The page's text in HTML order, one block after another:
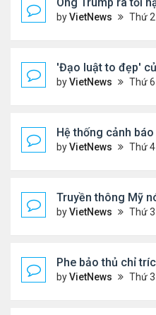
byVietNews Thứ 2 Tháng 7 14, 2025 12:49 pm
'Đạo luật to đẹp'
byVietNews Thứ 6 Tháng 7 11, 2025 8:45 am
Hệ thống cảnh
byVietNews Thứ 4 Tháng 7 09, 2025 5:42 pm
Truyền thông Mỹ
byVietNews Thứ 3 Tháng 7 08, 2025 5:14 pm
Phe bảo thủ chỉ
byVietNews Thứ 3 Tháng 7 08, 2025 8:27 am